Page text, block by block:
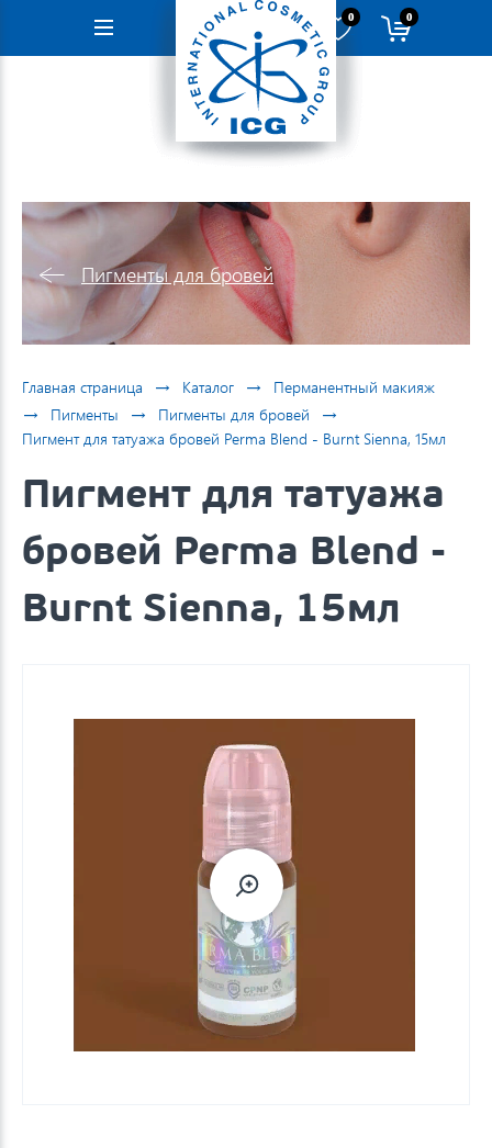
Навигация
0 0
Пигменты для бровей
Главная страница → Каталог → Перманентный макияж
→ Пигменты → Пигменты для бровей →
Пигмент для татуажа бровей Perma Blend - Burnt Sienna, 15мл
Пигмент для татуажа
бровей Perma Blend -
Burnt Sienna, 15мл